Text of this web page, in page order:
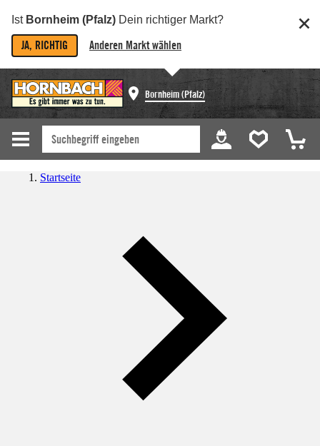
Ist Bornheim (Pfalz) Dein richtiger Markt?
JA, RICHTIG Anderen Markt wählen
Bornheim (Pfalz)
Startseite